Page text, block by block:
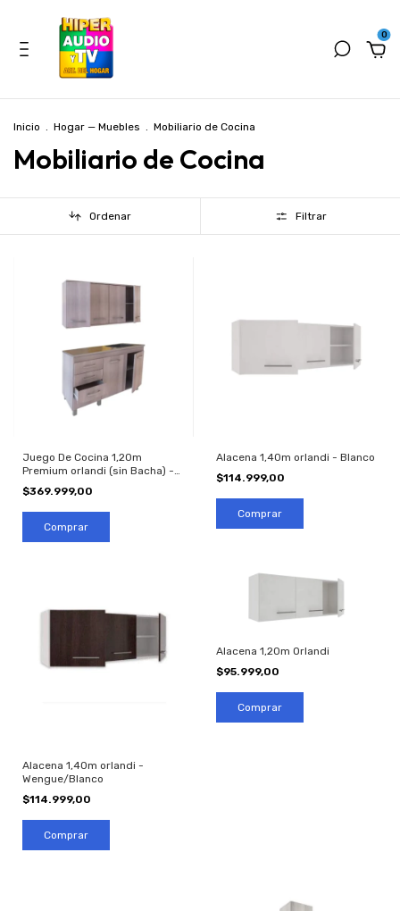
0
Inicio . Hogar — Muebles . Mobiliario de Cocina
Mobiliario de Cocina
Ordenar Filtrar
Juego De Cocina 1,20m
Premium orlandi (sin Bacha) -
Jacarandá
$369.999,00
Comprar
Alacena 1,40m orlandi - Blanco
$114.999,00
Comprar
Alacena 1,40m orlandi -
Wengue/Blanco
$114.999,00
Alacena 1,20m Orlandi
$95.999,00